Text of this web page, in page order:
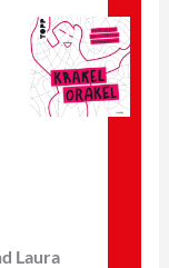
Laura